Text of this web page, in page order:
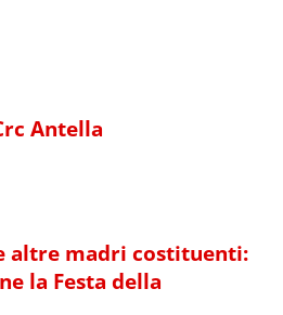
Antella
altre madri costituenti:
la Festa della